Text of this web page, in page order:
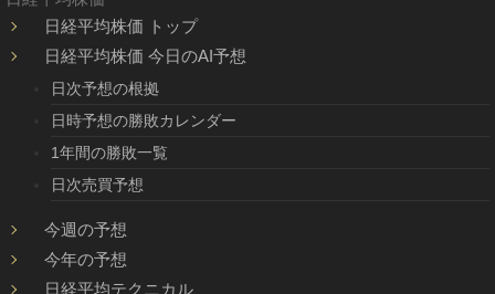
日経平均株価 トップ
日経平均株価 今日のAI予想
日次予想の根拠
日時予想の勝敗カレンダー
1年間の勝敗一覧
日次売買予想
今週の予想
今年の予想
日経平均テクニカル